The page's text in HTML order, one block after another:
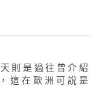
則是過往曾介紹